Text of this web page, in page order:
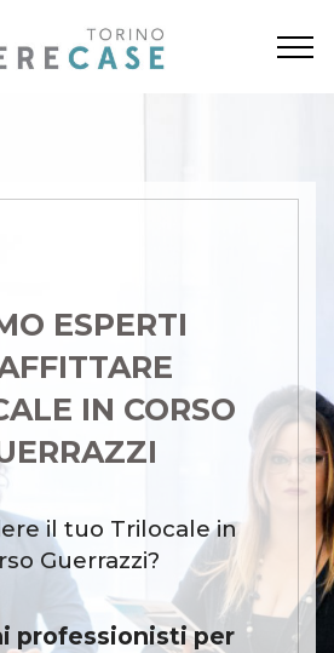
ESPERTI
IN CORSO
il tuo Trilocale in
Guerrazzi?
professionisti per